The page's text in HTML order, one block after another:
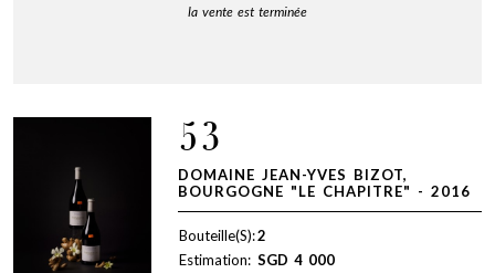
la vente est terminée
53
DOMAINE JEAN-YVES BIZOT,
BOURGOGNE "LE CHAPITRE" - 2016
Bouteille(S):2
Estimation: SGD 4 000